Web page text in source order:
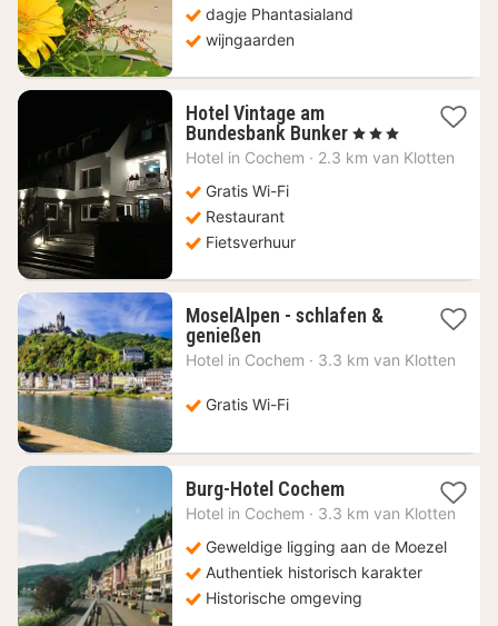
dagje Phantasialand
wijngaarden
Hotel Vintage am
Bundesbank Bunker 1
nacht
, 3 Sterren
Hotel in Cochem · 2.3 km van Klotten
Gratis Wi-Fi
Restaurant
Fietsverhuur
MoselAlpen - schlafen &
genießen1
nacht
68,46
€
Hotel in Cochem · 3.3 km van Klotten
Gratis Wi-Fi
Burg-Hotel Cochem1
nacht
60,28
€
Hotel in Cochem · 3.3 km van Klotten
Geweldige ligging aan de Moezel
Authentiek historisch karakter
Historische omgeving